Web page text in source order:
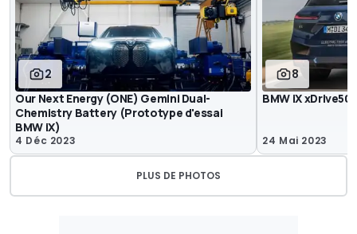
2
Our Next Energy (ONE) Gemini Dual-
Chemistry Battery (Prototype d'essai
BMW iX)
4 Déc 2023
8
BMW iX
24 Mai 2023
PLUS DE PHOTOS